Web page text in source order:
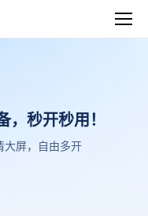
秒开秒用！
屏，自由多开